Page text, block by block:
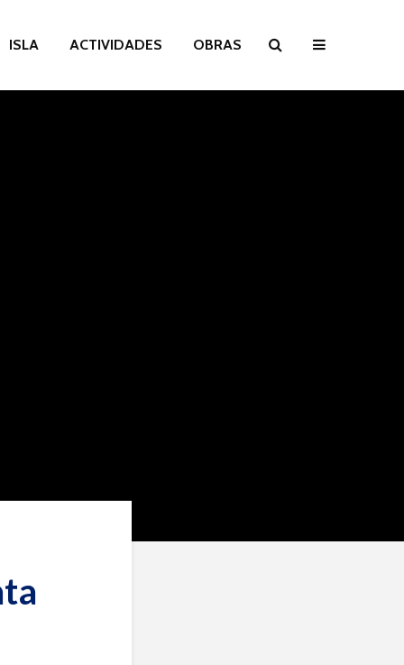
ISLA ACTIVIDADES OBRAS